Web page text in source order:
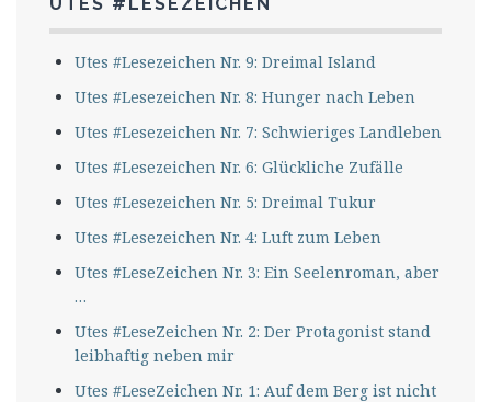
Utes #Lesezeichen Nr. 9: Dreimal Island
Utes #Lesezeichen Nr. 8: Hunger nach Leben
Utes #Lesezeichen Nr. 7: Schwieriges Landleben
Utes #Lesezeichen Nr. 6: Glückliche Zufälle
Utes #Lesezeichen Nr. 5: Dreimal Tukur
Utes #Lesezeichen Nr. 4: Luft zum Leben
Utes #LeseZeichen Nr. 3: Ein Seelenroman, aber
…
Utes #LeseZeichen Nr. 2: Der Protagonist stand
leibhaftig neben mir
Utes #LeseZeichen Nr. 1: Auf dem Berg ist nicht